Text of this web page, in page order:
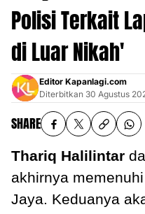
Polisi Terkait
di Luar Nikah'
Editor Kapanlagi.com
Diterbitkan 30 Agustus
SHARE
Thariq Halilintar
akhirnya
Jaya. Keduanya